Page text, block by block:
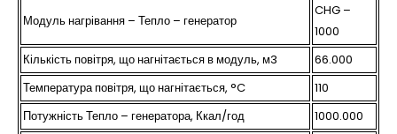
Модуль нагрівання – Тепло – генератор
CHG –
1000
Кількість повітря, що нагнітається в модуль, м3
66.000
Температура повітря, що нагнітається, °C
110
Потужність Тепло – генератора, Ккал/год
1000.000